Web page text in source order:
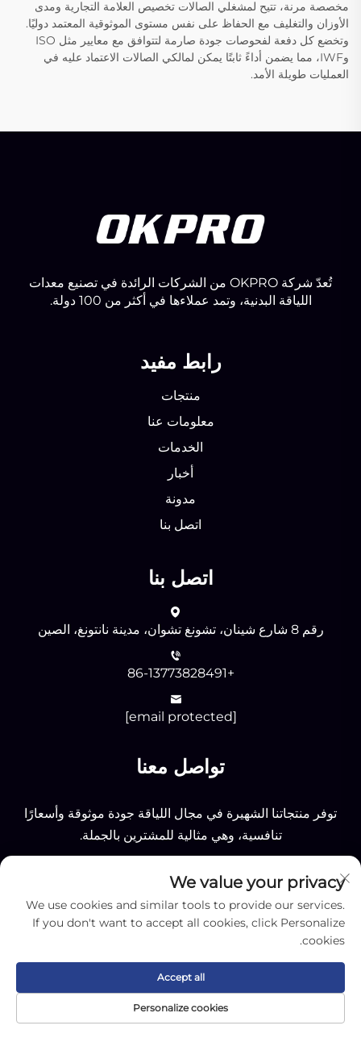
مخصصة مرنة، تتيح لمشغلي الصالات تخصيص العلامة التجارية ومدى
الأوزان والتغليف مع الحفاظ على نفس مستوى الموثوقية المعتمد دوليًا.
وتخضع كل دفعة لفحوصات جودة صارمة لتتوافق مع معايير مثل ISO
وIWF، مما يضمن أداءً ثابتًا يمكن لمالكي الصالات الاعتماد عليه في
العمليات طويلة الأمد.
تُعدّ شركة OKPRO من الشركات الرائدة في تصنيع معدات
اللياقة البدنية، وتمد عملاءها في أكثر من 100 دولة.
رابط مفيد
منتجات
معلومات عنا
الخدمات
أخبار
مدونة
اتصل بنا
اتصل بنا
رقم 8 شارع شينان، تشونغ تشوان، مدينة نانتونغ، الصين
+86-13773828491
[email protected]
تواصل معنا
توفر منتجاتنا الشهيرة في مجال اللياقة جودة موثوقة وأسعارًا
تنافسية، وهي مثالية للمشترين بالجملة.
إرسال
جميع الحقوق محفوظة © 2025 لشركة نانتونغ أوكي سبورتينغ
المحدودة -سياسة الخصوصية
We value your privacy
We use cookies and similar tools to provide our services.
If you don't want to accept all cookies, click Personalize
cookies.
Personalize cookies
Accept all